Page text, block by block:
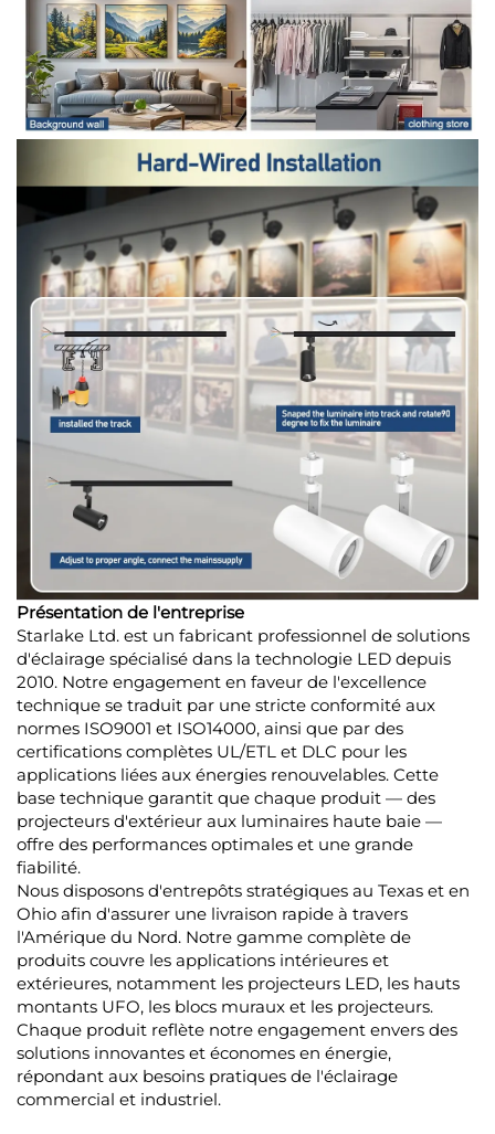
Présentation de l'entreprise
Starlake Ltd. est un fabricant professionnel de solutions
d'éclairage spécialisé dans la technologie LED depuis
2010. Notre engagement en faveur de l'excellence
technique se traduit par une stricte conformité aux
normes ISO9001 et ISO14000, ainsi que par des
certifications complètes UL/ETL et DLC pour les
applications liées aux énergies renouvelables. Cette
base technique garantit que chaque produit — des
projecteurs d'extérieur aux luminaires haute baie —
offre des performances optimales et une grande
fiabilité.
Nous disposons d'entrepôts stratégiques au Texas et en
Ohio afin d'assurer une livraison rapide à travers
l'Amérique du Nord. Notre gamme complète de
produits couvre les applications intérieures et
extérieures, notamment les projecteurs LED, les hauts
montants UFO, les blocs muraux et les projecteurs.
Chaque produit reflète notre engagement envers des
solutions innovantes et économes en énergie,
répondant aux besoins pratiques de l'éclairage
commercial et industriel.